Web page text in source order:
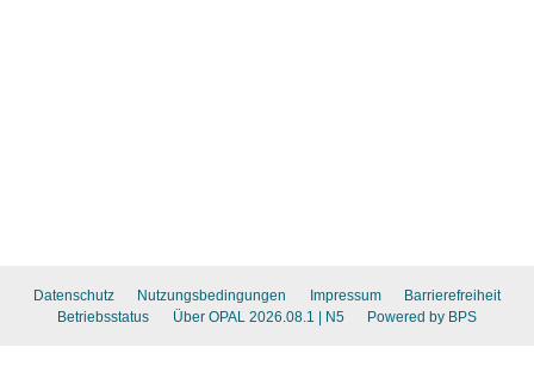
Datenschutz Nutzungsbedingungen Impressum
Barrierefreiheit
Betriebsstatus
Über OPAL 2026.08.1 | N5 Powered by BPS